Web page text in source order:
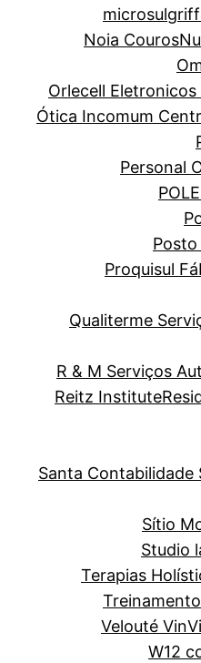
Noia Couros
Orlecell
Ótica Incomum
Personal
Proquisul
Qualiterme
R & M Serviços
Reitz Institute
Santa Contabilidade
Sítio
Studio
Terapias
Velouté Vin
W12